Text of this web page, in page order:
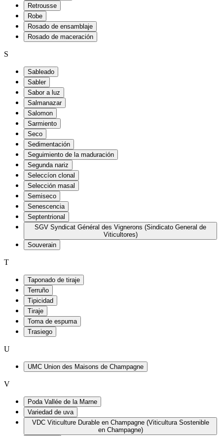
Retrousse
Robe
Rosado de ensamblaje
Rosado de maceración
S
Sableado
Sabler
Sabor a luz
Salmanazar
Salomon
Sarmiento
Seco
Sedimentación
Seguimiento de la maduración
Segunda nariz
Seleccíon clonal
Selección masal
Semiseco
Senescencia
Septentrional
SGV Syndicat Général des Vignerons (Sindicato General de
Viticultores)
Souverain
T
Taponado de tiraje
Terruño
Tipicidad
Tiraje
Toma de espuma
Trasiego
U
UMC Union des Maisons de Champagne
V
Poda Vallée de la Marne
Variedad de uva
VDC Viticulture Durable en Champagne (Viticultura Sostenible
en Champagne)